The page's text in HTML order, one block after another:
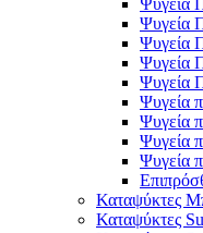
Ψυγεία
Ψυγεία
Ψυγεία
Ψυγεία
Ψυγεία
Ψυγεία
Ψυγεία
Ψυγεία
Ψυγεία
Καταψύκτες
Καταψύκτες